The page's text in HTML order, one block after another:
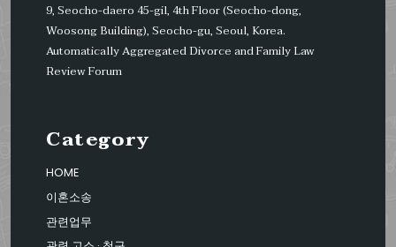
9, Seocho-daero 45-gil, 4th Floor (Seocho-dong,
Woosong Building), Seocho-gu, Seoul, Korea.
Automatically Aggregated Divorce and Family Law
Review Forum
Category
HOME
이혼소송
관련업무